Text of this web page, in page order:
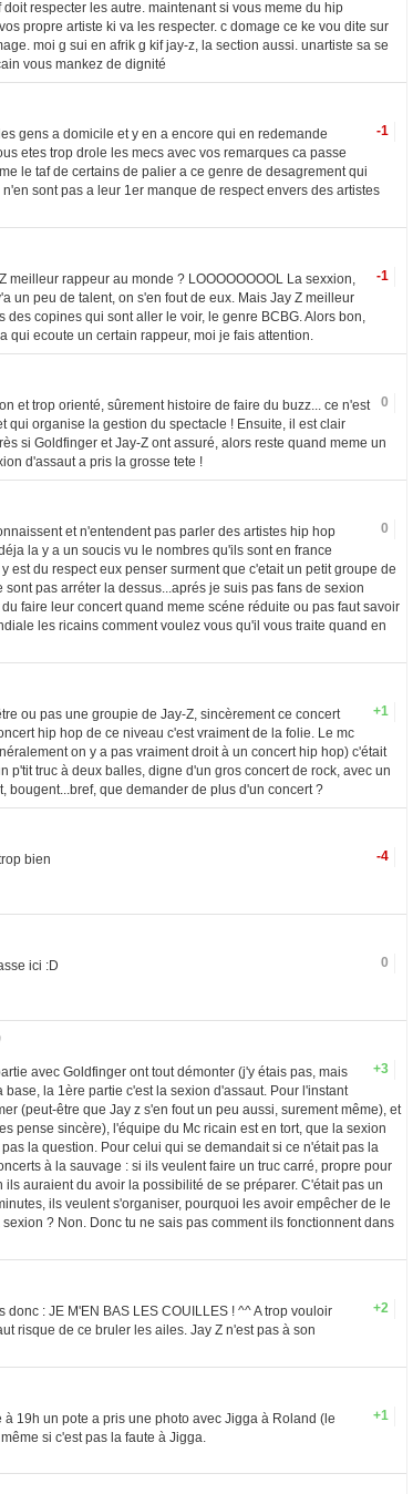
respecter les autre. maintenant si vous meme du hip
propre artiste ki va les respecter. c domage ce ke vou dite sur
moi g sui en afrik g kif jay-z, la section aussi. unartiste sa se
vous mankez de dignité
-1
gens a domicile et y en a encore qui en redemande
etes trop drole les mecs avec vos remarques ca passe
le taf de certains de palier a ce genre de desagrement qui
sont pas a leur 1er manque de respect envers des artistes
-1
meilleur rappeur au monde ? LOOOOOOOOL La sexxion,
un peu de talent, on s'en fout de eux. Mais Jay Z meilleur
des copines qui sont aller le voir, le genre BCBG. Alors bon,
qui ecoute un certain rappeur, moi je fais attention.
0
et trop orienté, sûrement histoire de faire du buzz... ce n'est
qui organise la gestion du spectacle ! Ensuite, il est clair
si Goldfinger et Jay-Z ont assuré, alors reste quand meme un
d'assaut a pris la grosse tete !
0
et n'entendent pas parler des artistes hip hop
la y a un soucis vu le nombres qu'ils sont en france
est du respect eux penser surment que c'etait un petit groupe de
sont pas arréter la dessus...aprés je suis pas fans de sexion
faire leur concert quand meme scéne réduite ou pas faut savoir
les ricains comment voulez vous qu'il vous traite quand en
+1
ou pas une groupie de Jay-Z, sincèrement ce concert
hip hop de ce niveau c'est vraiment de la folie. Le mc
on y a pas vraiment droit à un concert hip hop) c'était
p'tit truc à deux balles, digne d'un gros concert de rock, avec un
bougent...bref, que demander de plus d'un concert ?
-4
bien
0
ici :D
+3
avec Goldfinger ont tout démonter (j'y étais pas, mais
base, la 1ère partie c'est la sexion d'assaut. Pour l'instant
(peut-être que Jay z s'en fout un peu aussi, surement même), et
pense sincère), l'équipe du Mc ricain est en tort, que la sexion
la question. Pour celui qui se demandait si ce n'était pas la
à la sauvage : si ils veulent faire un truc carré, propre pour
ils auraient du avoir la possibilité de se préparer. C'était pas un
ils veulent s'organiser, pourquoi les avoir empêcher de le
? Non. Donc tu ne sais pas comment ils fonctionnent dans
+2
donc : JE M'EN BAS LES COUILLES ! ^^ A trop vouloir
risque de ce bruler les ailes. Jay Z n'est pas à son
+1
à 19h un pote a pris une photo avec Jigga à Roland (le
si c'est pas la faute à Jigga.